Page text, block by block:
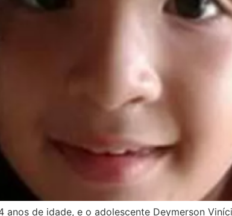
anos de idade, e o adolescente Deymerson